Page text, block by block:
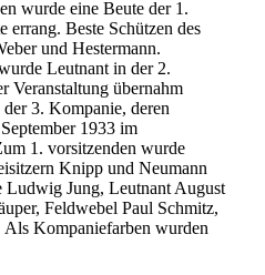
wurde eine Beute der 1.
errang. Beste Schützen des
und Hestermann.
Leutnant in der 2.
Veranstaltung übernahm
3. Kompanie, deren
1933 im
1. vorsitzenden wurde
Knipp und Neumann
Ludwig Jung, Leutnant August
Feldwebel Paul Schmitz,
Kompaniefarben wurden